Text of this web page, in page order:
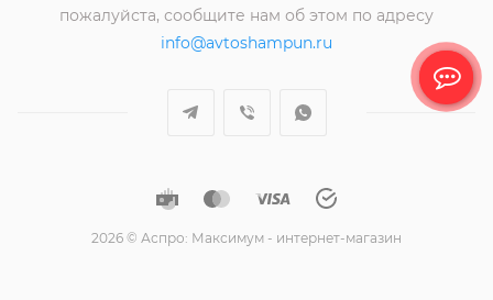
пожалуйста, сообщите нам об этом по адресу
info@avtoshampun.ru
2026 © Аспро: Максимум - интернет-магазин